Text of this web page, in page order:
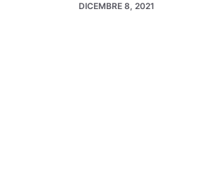
DICEMBRE 8, 2021